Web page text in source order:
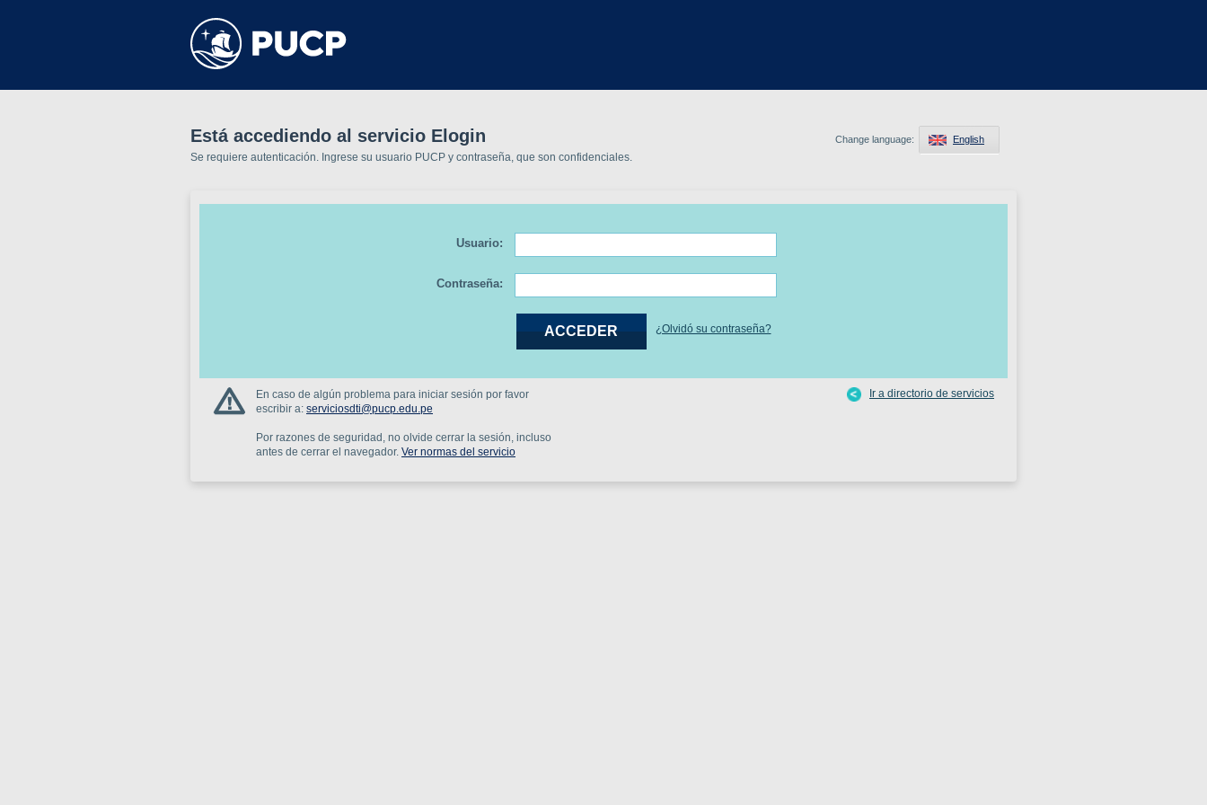
Está accediendo al servicio Elogin
Se requiere autenticación. Ingrese su usuario PUCP y contraseña, que son confidenciales.
Change language: English
Usuario:
Contraseña:
¿Olvidó su contraseña?
En caso de algún problema para iniciar sesión por favor
escribir a: serviciosdti@pucp.edu.pe
Por razones de seguridad, no olvide cerrar la sesión, incluso
antes de cerrar el navegador. Ver normas del servicio
Ir a directorio de servicios